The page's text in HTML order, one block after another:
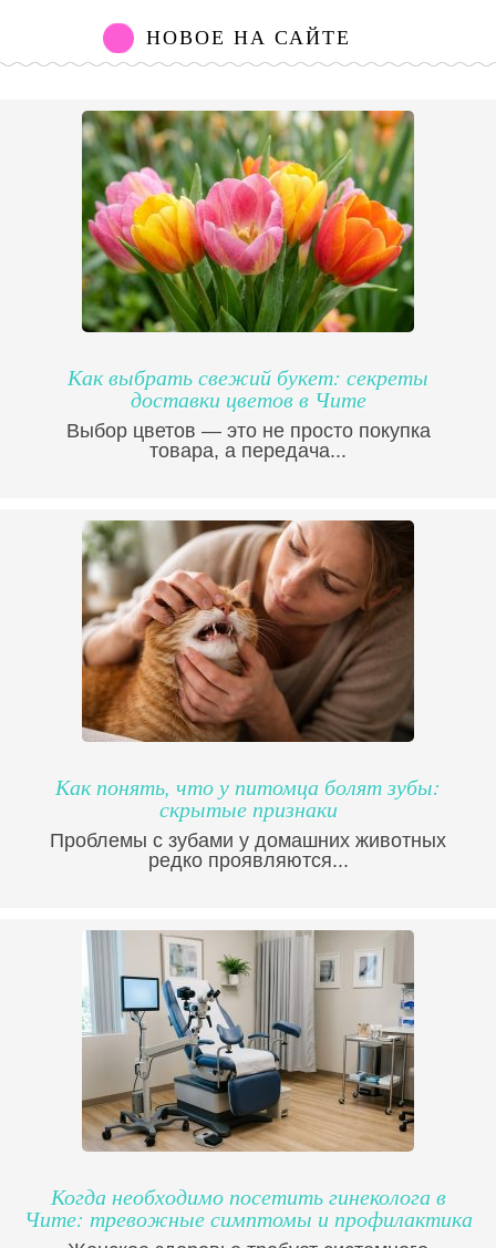
НОВОЕ НА САЙТЕ
Как выбрать свежий букет: секреты
доставки цветов в Чите
Выбор цветов — это не просто покупка
товара, а передача...
Как понять, что у питомца болят зубы:
скрытые признаки
Проблемы с зубами у домашних животных
редко проявляются...
Когда необходимо посетить гинеколога в
Чите: тревожные симптомы и профилактика